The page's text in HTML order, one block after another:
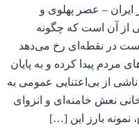
ایران – عصر پهلوی و
از آن است که چگونه
در نقطه‌ای رخ می‌دهد
مردم پیدا کرده و به پایان
از بی‌اعتنایی عمومی به
نعش خامنه‌ای و انزوای
نمونه بارز این […]